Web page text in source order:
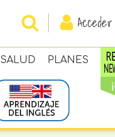
Acceder
SALUD PLANES